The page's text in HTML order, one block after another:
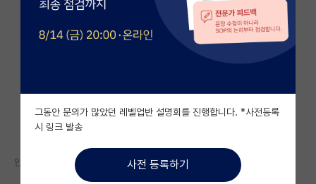
전체글보기
베스트 게시판
자유 게시판(아무개랩)
미국 유학 게시판
미국 대학원 합격 후기 게시판
대학원생 모집 게시판
안녕하세요 미국에서 박사 1년차 접어드는 박사과정 학생이에요.
그동안 문의가 많았던 레벨업반 설명회를 진행합니다. *사전등록
시 링크 발송
사전 등록하기